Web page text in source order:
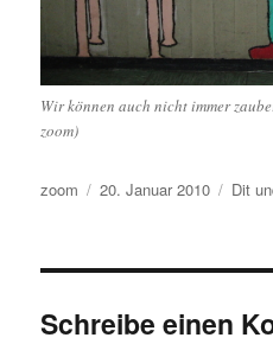
Wir können auch nicht immer
zoom)
Autor
zoom
Veröffentlicht
20. Januar 2010 Dit
Schreibe einen